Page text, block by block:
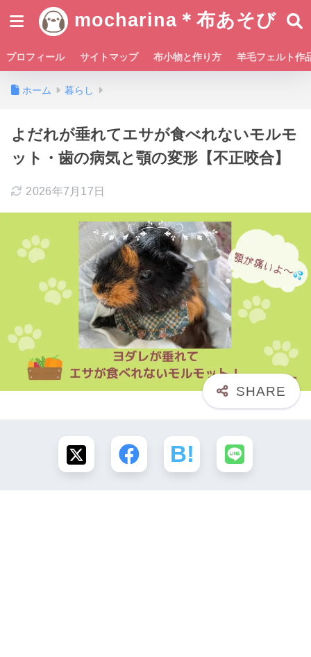
mocharina＊布あそび
プロフィール サイトマップ 布小物と作り方 羊毛フェルト作
ホーム 暮らし
よだれが垂れてエサが食べれないモルモ
ット・歯の病気と顎の変形【不正咬合】
2026年7月17日